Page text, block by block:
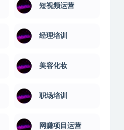
短视频运营
经理培训
美容化妆
职场培训
网赚项目运营